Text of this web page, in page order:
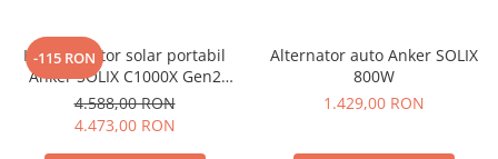
Protectii si izolatoare de baterii
Accesorii
Monitorizare si control
-115 RON
Kit generator solar portabil
Anker SOLIX C1000X Gen2
2000W 1024Wh + panou 100W
4.588,00 RON
4.473,00 RON
Alternator auto Anker SOLIX
800W
1.429,00 RON